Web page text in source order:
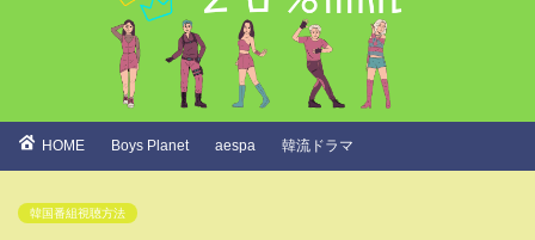
HOME Boys Planet aespa 韓流ドラマ
韓国番組視聴方法